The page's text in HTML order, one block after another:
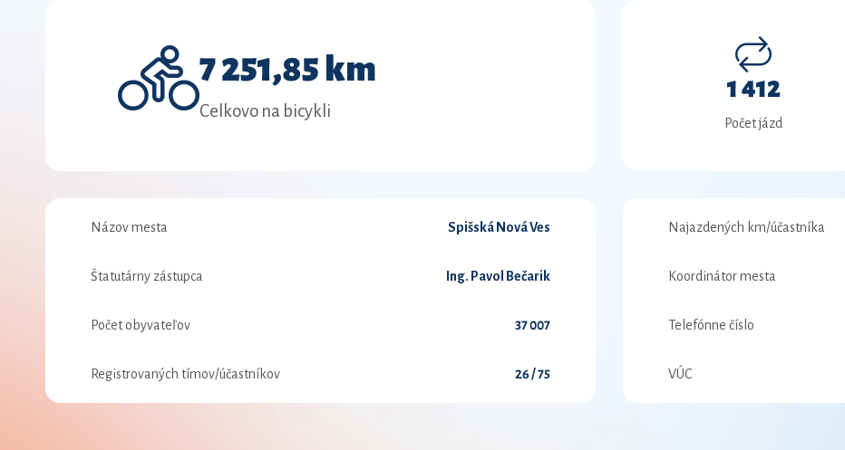
7 251,85 km
Celkovo na bicykli
1 412
Počet jázd
Názov mesta Spišská Nová Ves
Štatutárny zástupca Ing. Pavol Bečarik
Počet obyvateľov 37 007
Registrovaných tímov/účastníkov 26 / 75
Najazdených km/účastníka
Koordinátor mesta
Telefónne číslo
VÚC